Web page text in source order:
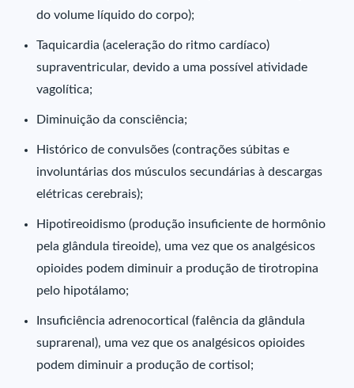
do volume líquido do corpo);
Taquicardia (aceleração do ritmo cardíaco)
supraventricular, devido a uma possível atividade
vagolítica;
Diminuição da consciência;
Histórico de convulsões (contrações súbitas e
involuntárias dos músculos secundárias à descargas
elétricas cerebrais);
Hipotireoidismo (produção insuficiente de hormônio
pela glândula tireoide), uma vez que os analgésicos
opioides podem diminuir a produção de tirotropina
pelo hipotálamo;
Insuficiência adrenocortical (falência da glândula
suprarenal), uma vez que os analgésicos opioides
podem diminuir a produção de cortisol;